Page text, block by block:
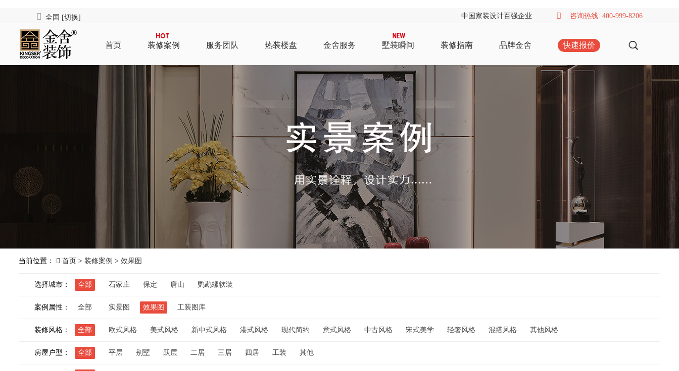
全国 [切换] 中国家装设计百强企业 咨询热线: 400-999-8206
首页 装修案例 服务团队 热装楼盘 金舍服务 墅装瞬间 装修指南 品牌金舍 快速报价
当前位置： 首页 > 装修案例 > 效果图
选择城市： 全部 石家庄 保定 唐山 鹦鹉螺软装
案例属性： 全部 实景图 效果图 工装图库
装修风格： 全部 欧式风格 美式风格 新中式风格 港式风格 现代简约 意式风格 中古风格 宋式美学 轻奢风格 混搭风格 其他风格
房屋户型： 全部 平层 别墅 跃层 二居 三居 四居 工装 其他